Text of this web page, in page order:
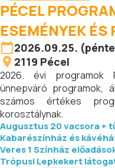
PÉCEL
ESEMÉNYEK ÉS
2026.09.25.
2119 Pécel
2026. évi programok
ünnepváró programok,
számos értékes
korosztálynak.
Augusztus 20 vacsora +
Kabarészínház és
Veres 1 Színház
Trópusi Lepkekert